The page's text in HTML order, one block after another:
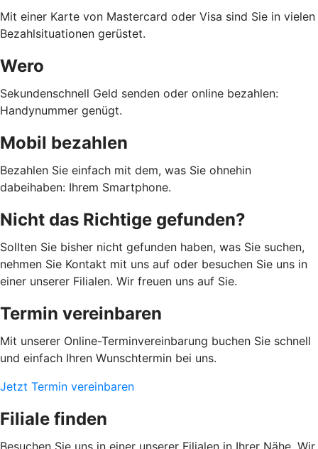
Mit einer Karte von Mastercard oder Visa sind Sie in vielen
Bezahlsituationen gerüstet.
Wero
Sekundenschnell Geld senden oder online bezahlen:
Handynummer genügt.
Mobil bezahlen
Bezahlen Sie einfach mit dem, was Sie ohnehin
dabeihaben: Ihrem Smartphone.
Nicht das Richtige gefunden?
Sollten Sie bisher nicht gefunden haben, was Sie suchen,
nehmen Sie Kontakt mit uns auf oder besuchen Sie uns in
einer unserer Filialen. Wir freuen uns auf Sie.
Termin vereinbaren
Mit unserer Online-Terminvereinbarung buchen Sie schnell
und einfach Ihren Wunschtermin bei uns.
Jetzt Termin vereinbaren
Filiale finden
Besuchen Sie uns in einer unserer Filialen in Ihrer Nähe. Wir